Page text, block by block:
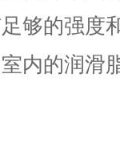
够的强度
内的润滑